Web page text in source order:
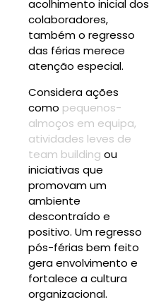
acolhimento inicial dos
colaboradores,
também o regresso
das férias merece
atenção especial.
Considera ações
como pequenos-
almoços em equipa,
atividades leves de
team building ou
iniciativas que
promovam um
ambiente
descontraído e
positivo. Um regresso
pós-férias bem feito
gera envolvimento e
fortalece a cultura
organizacional.